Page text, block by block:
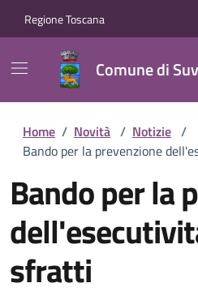
Regione Toscana
Comune di
Home / Novità / Notizie /
Bando per la prevenzione
Bando per la
sfratti